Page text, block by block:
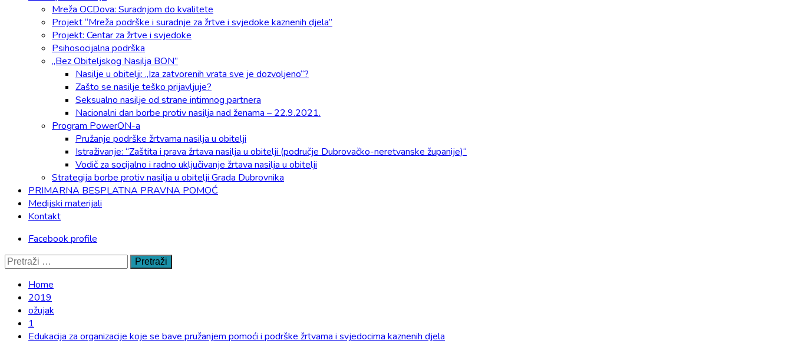
Mreža OCDova: Suradnjom do kvalitete
Projekt “Mreža podrške i suradnje za žrtve i svjedoke kaznenih djela”
Projekt: Centar za žrtve i svjedoke
Psihosocijalna podrška
„Bez Obiteljskog Nasilja BON”
Nasilje u obitelji: „Iza zatvorenih vrata sve je dozvoljeno“?
Zašto se nasilje teško prijavljuje?
Seksualno nasilje od strane intimnog partnera
Nacionalni dan borbe protiv nasilja nad ženama – 22.9.2021.
Program PowerON-a
Pružanje podrške žrtvama nasilja u obitelji
Istraživanje: “Zaštita i prava žrtava nasilja u obitelji (područje Dubrovačko-neretvanske županije)“
Vodič za socijalno i radno uključivanje žrtava nasilja u obitelji
Strategija borbe protiv nasilja u obitelji Grada Dubrovnika
PRIMARNA BESPLATNA PRAVNA POMOĆ
Medijski materijali
Kontakt
Facebook profile
Pretraži:
Home
2019
ožujak
1
Edukacija za organizacije koje se bave pružanjem pomoći i podrške žrtvama i svjedocima kaznenih djela